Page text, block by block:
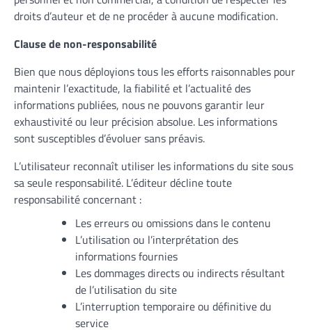
droits d’auteur et de ne procéder à aucune modification.
Clause de non-responsabilité
Bien que nous déployions tous les efforts raisonnables pour
maintenir l’exactitude, la fiabilité et l’actualité des
informations publiées, nous ne pouvons garantir leur
exhaustivité ou leur précision absolue. Les informations
sont susceptibles d’évoluer sans préavis.
L’utilisateur reconnaît utiliser les informations du site sous
sa seule responsabilité. L’éditeur décline toute
responsabilité concernant :
Les erreurs ou omissions dans le contenu
L’utilisation ou l’interprétation des
informations fournies
Les dommages directs ou indirects résultant
de l’utilisation du site
L’interruption temporaire ou définitive du
service